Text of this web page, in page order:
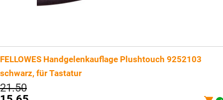
FELLOWES Handgelenkauflage Plushtouch 9252103
schwarz, für Tastatur
21.50Ursprünglicher
Preis